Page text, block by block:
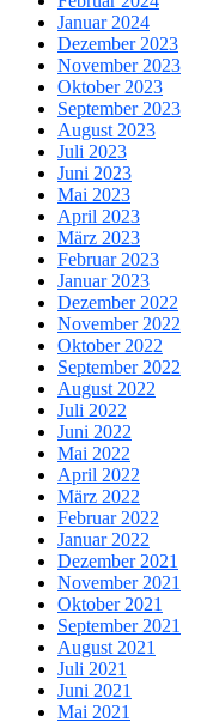
Januar 2024
Dezember 2023
November 2023
Oktober 2023
September 2023
August 2023
Juli 2023
Juni 2023
Mai 2023
April 2023
März 2023
Februar 2023
Januar 2023
Dezember 2022
November 2022
Oktober 2022
September 2022
August 2022
Juli 2022
Juni 2022
Mai 2022
April 2022
März 2022
Februar 2022
Januar 2022
Dezember 2021
November 2021
Oktober 2021
September 2021
August 2021
Juli 2021
Juni 2021
Mai 2021